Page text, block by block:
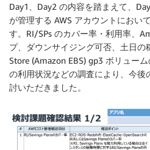
Day1、Day2 の内容を踏まえて、
が管理する AWS アカウントにおい
す。RI/SPs のカバー率・利用率、
プ、ダウンサイジング可否、土日の
Store (Amazon EBS) gp3 ボリュー
の利用状況などの調査により、今後
討いただきました。